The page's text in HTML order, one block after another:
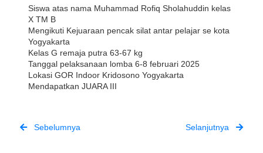
Siswa atas nama Muhammad Rofiq Sholahuddin kelas
X TM B
Mengikuti Kejuaraan pencak silat antar pelajar se kota
Yogyakarta
Kelas G remaja putra 63-67 kg
Tanggal pelaksanaan lomba 6-8 februari 2025
Lokasi GOR Indoor Kridosono Yogyakarta
Mendapatkan JUARA III
Sebelumnya Selanjutnya